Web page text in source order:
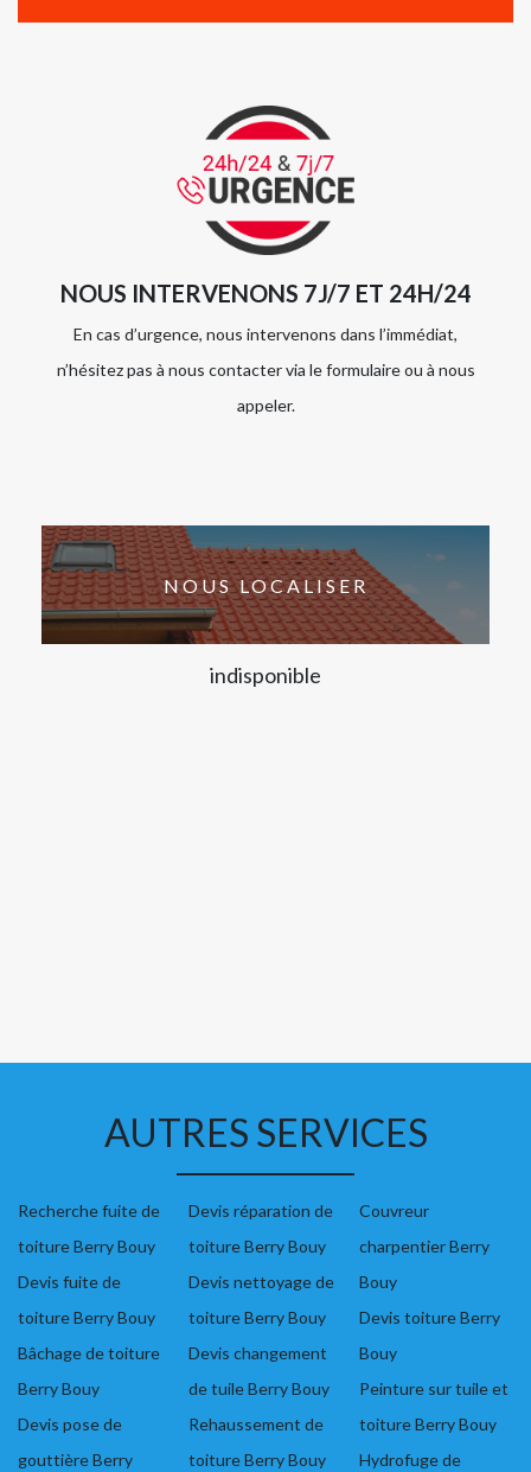
NOUS INTERVENONS 7J/7 ET 24H/24
En cas d’urgence, nous intervenons dans l’immédiat,
n’hésitez pas à nous contacter via le formulaire ou à nous
appeler.
NOUS LOCALISER
indisponible
AUTRES SERVICES
Recherche fuite de
toiture Berry Bouy
Devis fuite de
toiture Berry Bouy
Bâchage de toiture
Berry Bouy
Devis pose de
gouttière Berry
Devis réparation de
toiture Berry Bouy
Devis nettoyage de
toiture Berry Bouy
Devis changement
de tuile Berry Bouy
Rehaussement de
toiture Berry Bouy
Couvreur
charpentier Berry
Bouy
Devis toiture Berry
Bouy
Peinture sur tuile et
toiture Berry Bouy
Hydrofuge de